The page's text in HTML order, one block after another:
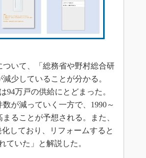
いて、「総務省や野村総合研
少していることが分かる。
94万戸の供給にとどまった。
が減っていく一方で、1990～
ることが予想される。また、
しており、リフォームすると
ていた」と解説した。